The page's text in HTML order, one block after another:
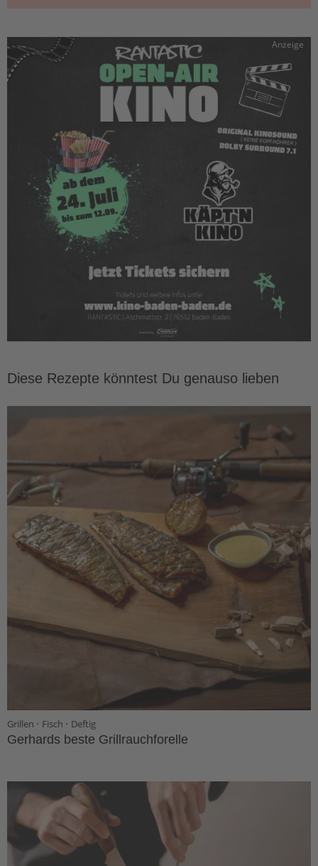
Anzeige
Diese Rezepte könntest Du genauso lieben
Grillen · Fisch · Deftig
Gerhards beste Grillrauchforelle